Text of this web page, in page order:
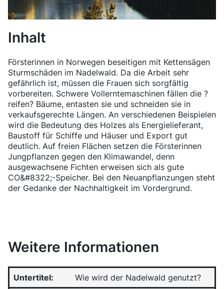
Inhalt
Försterinnen in Norwegen beseitigen mit Kettensägen
Sturmschäden im Nadelwald. Da die Arbeit sehr
gefährlich ist, müssen die Frauen sich sorgfältig
vorbereiten. Schwere Vollerntemaschinen fällen die ?
reifen? Bäume, entasten sie und schneiden sie in
verkaufsgerechte Längen. An verschiedenen Beispielen
wird die Bedeutung des Holzes als Energielieferant,
Baustoff für Schiffe und Häuser und Export gut
deutlich. Auf freien Flächen setzen die Försterinnen
Jungpflanzen gegen den Klimawandel, denn
ausgewachsene Fichten erweisen sich als gute
CO&#8322;-Speicher. Bei den Neuanpflanzungen steht
der Gedanke der Nachhaltigkeit im Vordergrund.
Weitere Informationen
Untertitel: Wie wird der Nadelwald genutzt?